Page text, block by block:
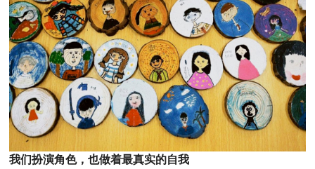
我们扮演角色，也做着最真实的自我